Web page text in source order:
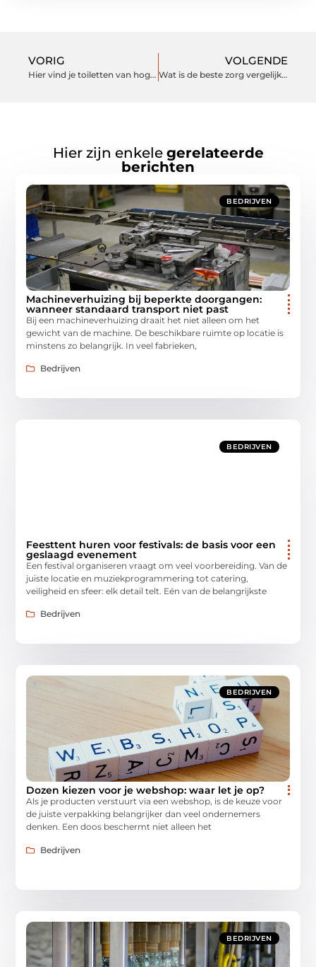
VORIG
Hier vind je toiletten van hoge kwaliteit
VOLGENDE
Wat is de beste zorg vergelijkingssite?
Hier zijn enkele gerelateerde
berichten
BEDRIJVEN
Machineverhuizing bij beperkte doorgangen:
wanneer standaard transport niet past
Bij een machineverhuizing draait het niet alleen om het
gewicht van de machine. De beschikbare ruimte op locatie is
minstens zo belangrijk. In veel fabrieken,
Bedrijven
BEDRIJVEN
Feesttent huren voor festivals: de basis voor een
geslaagd evenement
Een festival organiseren vraagt om veel voorbereiding. Van de
juiste locatie en muziekprogrammering tot catering,
veiligheid en sfeer: elk detail telt. Eén van de belangrijkste
Bedrijven
BEDRIJVEN
Dozen kiezen voor je webshop: waar let je op?
Als je producten verstuurt via een webshop, is de keuze voor
de juiste verpakking belangrijker dan veel ondernemers
denken. Een doos beschermt niet alleen het
Bedrijven
BEDRIJVEN